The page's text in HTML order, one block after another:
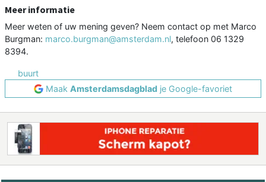
Meer informatie
Meer weten of uw mening geven? Neem contact op met Marco
Burgman: marco.burgman@amsterdam.nl, telefoon 06 1329
8394.
buurt
Maak Amsterdamsdagblad je Google-favoriet